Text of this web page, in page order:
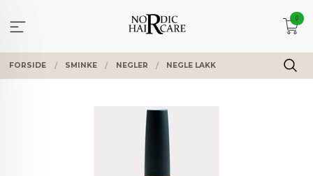
innholdet
0
FORSIDE SMINKE NEGLER NEGLE LAKK